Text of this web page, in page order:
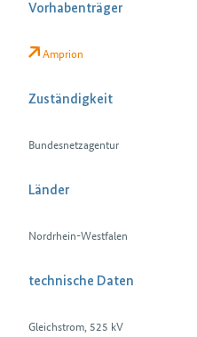
Vorhabenträger
Amprion
Zuständigkeit
Bundesnetzagentur
Länder
Nordrhein-Westfalen
technische Daten
Gleichstrom, 525 kV